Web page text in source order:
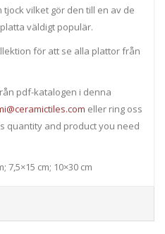
vilket gör den till en av de
väldigt populär.
för att se alla plattor från
pdf-katalogen i denna
eller ring oss
quantity and product you need
7,5×15 cm; 10×30 cm